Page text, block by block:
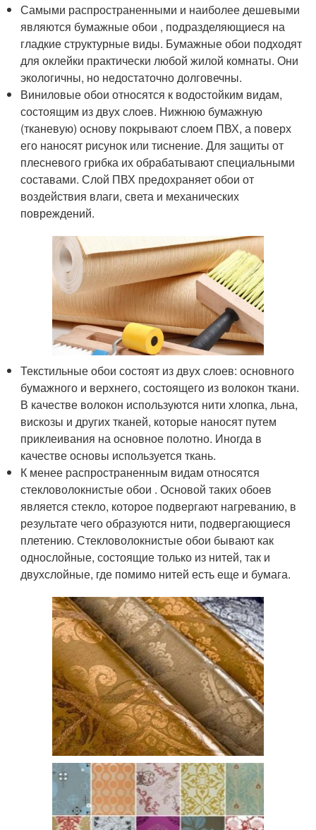
Самыми распространенными и наиболее дешевыми
являются бумажные обои , подразделяющиеся на
гладкие структурные виды. Бумажные обои подходят
для оклейки практически любой жилой комнаты. Они
экологичны, но недостаточно долговечны.
Виниловые обои относятся к водостойким видам,
состоящим из двух слоев. Нижнюю бумажную
(тканевую) основу покрывают слоем ПВХ, а поверх
его наносят рисунок или тиснение. Для защиты от
плесневого грибка их обрабатывают специальными
составами. Слой ПВХ предохраняет обои от
воздействия влаги, света и механических
повреждений.
Текстильные обои состоят из двух слоев: основного
бумажного и верхнего, состоящего из волокон ткани.
В качестве волокон используются нити хлопка, льна,
вискозы и других тканей, которые наносят путем
приклеивания на основное полотно. Иногда в
качестве основы используется ткань.
К менее распространенным видам относятся
стекловолокнистые обои . Основой таких обоев
является стекло, которое подвергают нагреванию, в
результате чего образуются нити, подвергающиеся
плетению. Стекловолокнистые обои бывают как
однослойные, состоящие только из нитей, так и
двухслойные, где помимо нитей есть еще и бумага.